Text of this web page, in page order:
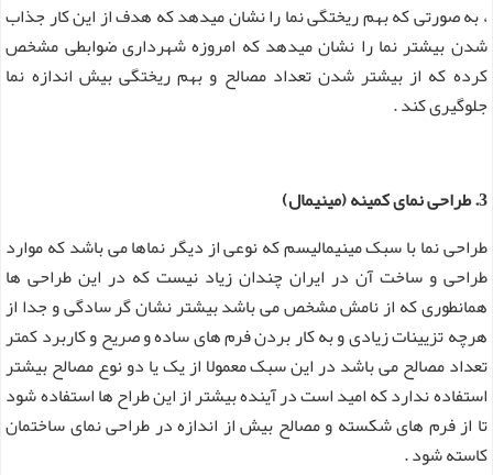
، به صورتی که بهم ریختگی نما را نشان میدهد که هدف از این کار جذاب
شدن بیشتر نما را نشان میدهد که امروزه شهرداری ضوابطی مشخص
کرده که از بیشتر شدن تعداد مصالح و بهم ریختگی بیش اندازه نما
جلوگیری کند .
3. طراحی نمای کمینه (مینیمال)
طراحی نما با سبک مینیمالیسم که نوعی از دیگر نماها می باشد که موارد
طراحی و ساخت آن در ایران چندان زیاد نیست که در این طراحی ها
همانطوری که از نامش مشخص می باشد بیشتر نشان گر سادگی و جدا از
هرچه تزیینات زیادی و به کار بردن فرم های ساده و صریح و کاربرد کمتر
تعداد مصالح می باشد در این سبک معمولا از یک یا دو نوع مصالح بیشتر
استفاده ندارد که امید است در آینده بیشتر از این طراح ها استفاده شود
تا از فرم های شکسته و مصالح بیش از اندازه در طراحی نمای ساختمان
کاسته شود .